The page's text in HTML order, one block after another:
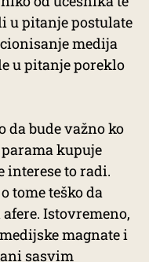
u pitanje postulate
medija
u pitanje poreklo
da bude važno ko
kupuje
interese to radi.
tome teško da
Istovremeno,
magnate i
sasvim